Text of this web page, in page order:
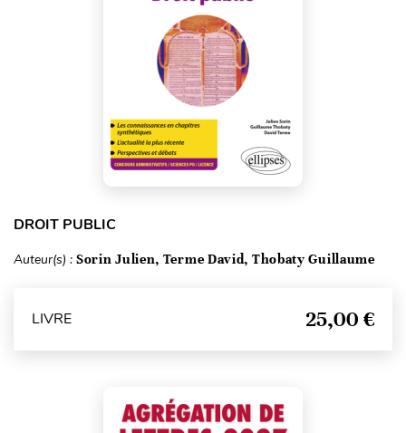
DROIT PUBLIC
Auteur(s) : Sorin Julien, Terme David, Thobaty Guillaume
LIVRE 25,00 €